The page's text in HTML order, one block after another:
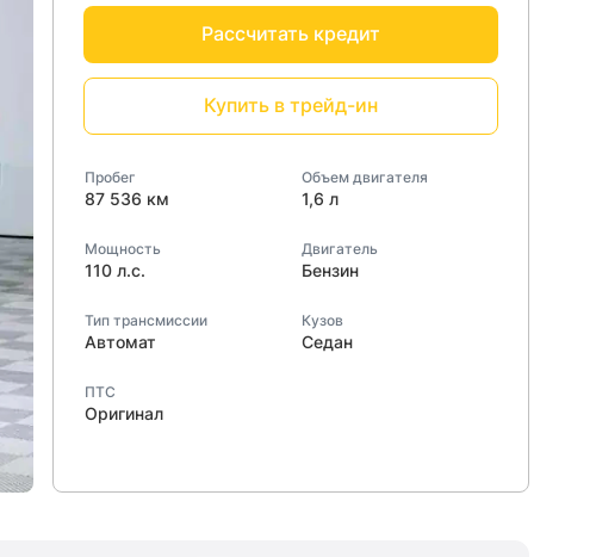
Рассчитать кредит
Купить в трейд-ин
Пробег
87 536 км
Объем двигателя
1,6 л
Мощность
110 л.с.
Двигатель
Бензин
Тип трансмиссии
Автомат
Кузов
Седан
ПТС
Оригинал